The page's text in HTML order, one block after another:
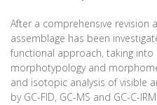
After a comprehensive revision
assemblage has been
functional approach, taking into
morphotypology and
and isotopic analysis of visible
by GC-FID, GC-MS and GC-C-